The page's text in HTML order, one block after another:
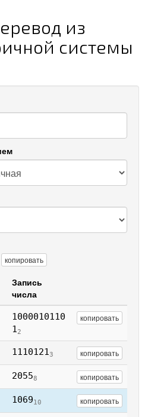
из
системы
копировать
Запись
числа
1000010110
12
копировать
11101213 копировать
20558 копировать
106910 копировать